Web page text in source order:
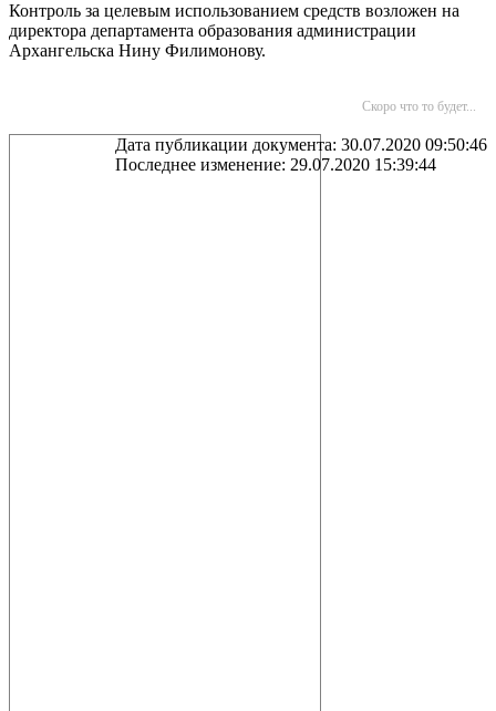
Контроль за целевым использованием средств возложен на
директора департамента образования администрации
Архангельска Нину Филимонову.
Скоро что то будет...
Дата публикации документа: 30.07.2020 09:50:46
Последнее изменение: 29.07.2020 15:39:44